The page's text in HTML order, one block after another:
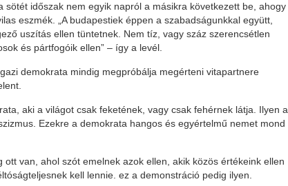
időszak nem egyik napról a másikra következett be, ahogy
eszmék. „A budapestiek éppen a szabadságunkkal együtt,
uszítás ellen tüntetnek. Nem tíz, vagy száz szerencsétlen
és pártfogóik ellen” – így a levél.
demokrata mindig megpróbálja megérteni vitapartnere
aki a világot csak feketének, vagy csak fehérnek látja. Ilyen a
Ezekre a demokrata hangos és egyértelmű nemet mond
van, ahol szót emelnek azok ellen, akik közös értékeink ellen
kell lennie. ez a demonstráció pedig ilyen.